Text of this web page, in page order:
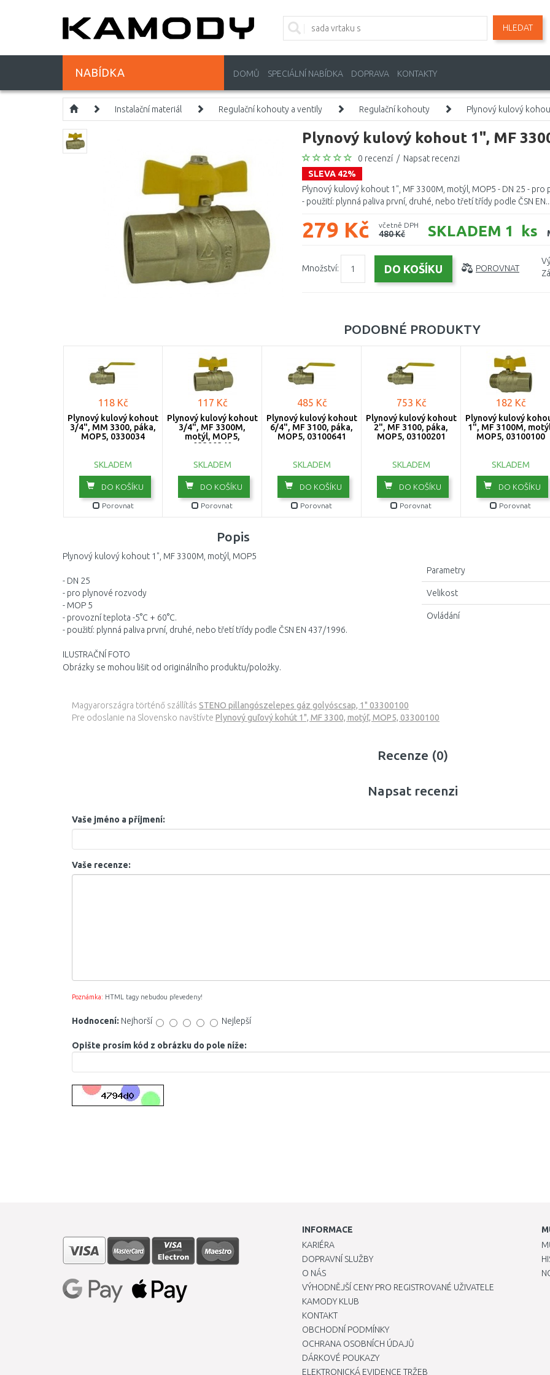
HLEDAT
NABÍDKA DOMŮ SPECIÁLNÍ NABÍDKA DOPRAVA KONTAKTY
Instalační materiál Regulační kohouty a ventily Regulační kohouty Plynový kulový
Plynový kulový kohout 1", MF
0 recenzí / Napsat recenzi
SLEVA 42%
Plynový kulový kohout 1", MF 3300M, motýl, MOP5 - DN 25 -
- použití: plynná paliva první, druhé, nebo třetí třídy podle ČSN EN...
279 Kč včetně DPH
480 Kč SKLADEM 1 ks
Množství: POROVNAT
PODOBNÉ PRODUKTY
118 Kč
Plynový kulový kohout
3/4", MM 3300, páka,
MOP5, 0330034
SKLADEM
DO KOŠÍKU
Porovnat
117 Kč
Plynový kulový kohout
3/4", MF 3300M,
motýl, MOP5,
03300340
SKLADEM
DO KOŠÍKU
Porovnat
485 Kč
Plynový kulový kohout
6/4", MF 3100, páka,
MOP5, 03100641
SKLADEM
DO KOŠÍKU
Porovnat
753 Kč
Plynový kulový kohout
2", MF 3100, páka,
MOP5, 03100201
SKLADEM
DO KOŠÍKU
Porovnat
182 Kč
Plynový kulový
1", MF 3100M,
MOP5, 03100100
SKLADEM
DO KOŠÍKU
Porovnat
Popis
Plynový kulový kohout 1", MF 3300M, motýl, MOP5
- DN 25
- pro plynové rozvody
- MOP 5
- provozní teplota -5°C + 60°C.
- použití: plynná paliva první, druhé, nebo třetí třídy podle ČSN EN 437/1996.
ILUSTRAČNÍ FOTO
Obrázky se mohou lišit od originálního produktu/položky.
Parametry
Velikost
Ovládání
Magyarországra történő szállítás STENO pillangószelepes gáz golyóscsap, 1" 03300100
Pre odoslanie na Slovensko navštívte Plynový guľový kohút 1", MF 3300, motýľ, MOP5, 03300100
Recenze (0)
Napsat recenzi
Vaše jméno a příjmení:
Vaše recenze:
Poznámka: HTML tagy nebudou převedeny!
Hodnocení: Nejhorší Nejlepší
Opište prosím kód z obrázku do pole níže:
INFORMACE
KARIÉRA
DOPRAVNÍ SLUŽBY
O NÁS
VÝHODNĚJŠÍ CENY PRO REGISTROVANÉ UŽIVATELE
KAMODY KLUB
KONTAKT
OBCHODNÍ PODMÍNKY
OCHRANA OSOBNÍCH ÚDAJŮ
DÁRKOVÉ POUKAZY
ELEKTRONICKÁ EVIDENCE TRŽEB